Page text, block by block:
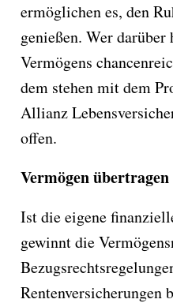
ermöglichen es, den
genießen. Wer darüber
Vermögens
dem stehen mit dem
Allianz
offen.
Vermögen übertragen
Ist die eigene
gewinnt die
Rentenversicherungen